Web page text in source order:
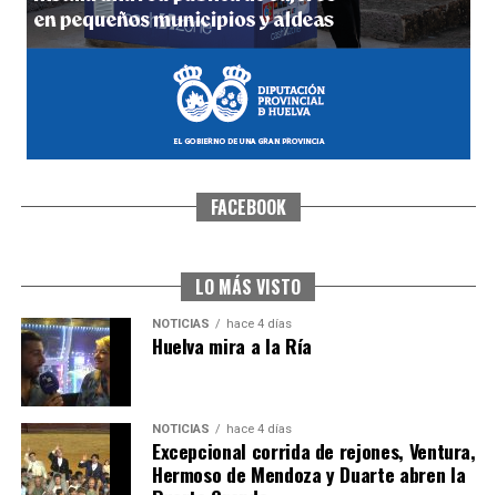
CUARTA CORRIDA DE LAS FIESTAS COLOMBINAS
FACEBOOK
LO MÁS VISTO
NOTICIAS hace 4 días
Huelva mira a la Ría
NOTICIAS hace 4 días
Excepcional corrida de rejones, Ventura,
Hermoso de Mendoza y Duarte abren la